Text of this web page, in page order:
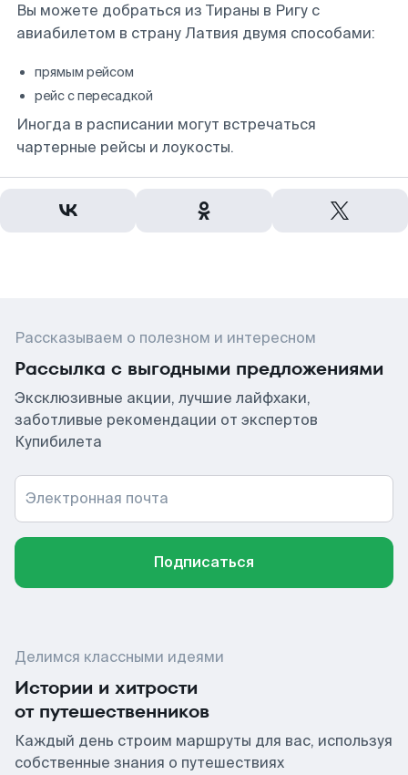
Вы можете добраться из Тираны в Ригу с
авиабилетом в страну Латвия двумя способами:
прямым рейсом
рейс с пересадкой
Иногда в расписании могут встречаться
чартерные рейсы и лоукосты.
Рассказываем о полезном и интересном
Рассылка с выгодными предложениями
Эксклюзивные акции, лучшие лайфхаки,
заботливые рекомендации от экспертов
Купибилета
Электронная почта
Подписаться
Делимся классными идеями
Истории и хитрости
от путешественников
Каждый день строим маршруты для вас, используя
собственные знания о путешествиях